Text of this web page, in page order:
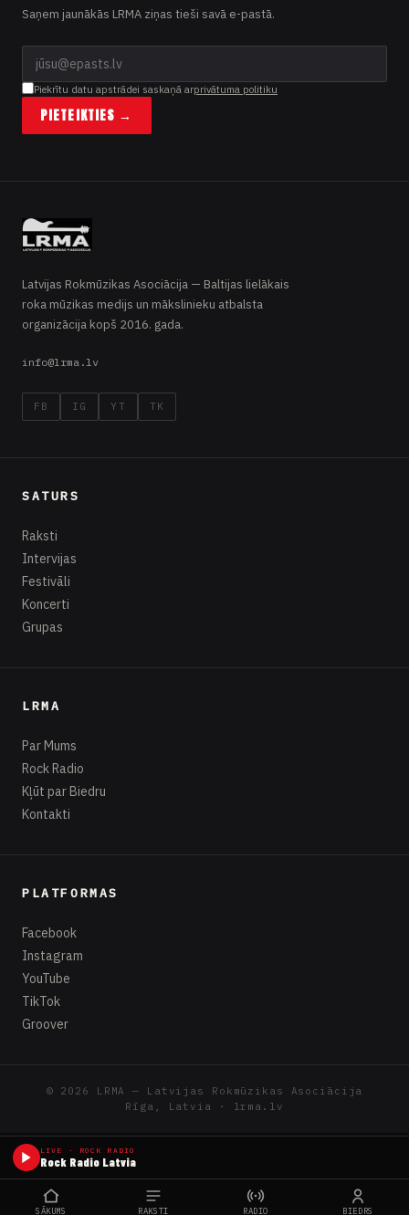
Saņem jaunākās LRMA ziņas tieši savā e-pastā.
Piekrītu datu apstrādei saskaņā arprivātuma politiku
PIETEIKTIES →
Latvijas Rokmūzikas Asociācija — Baltijas lielākais
roka mūzikas medijs un mākslinieku atbalsta
organizācija kopš 2016. gada.
info@lrma.lv
FB IG YT TK
SATURS
Raksti
Intervijas
Festivāli
Koncerti
Grupas
LRMA
Par Mums
Rock Radio
Kļūt par Biedru
Kontakti
PLATFORMAS
Facebook
Instagram
YouTube
TikTok
Groover
© 2026 LRMA — Latvijas Rokmūzikas Asociācija
Rīga, Latvia · lrma.lv
LIVE · ROCK RADIO
Rock Radio Latvia
SĀKUMS RAKSTI RADIO BIEDRS